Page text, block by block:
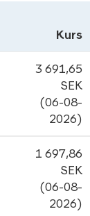
Kurs
3 691,65
SEK
(06-08-
2026)
1 697,86
SEK
(06-08-
2026)